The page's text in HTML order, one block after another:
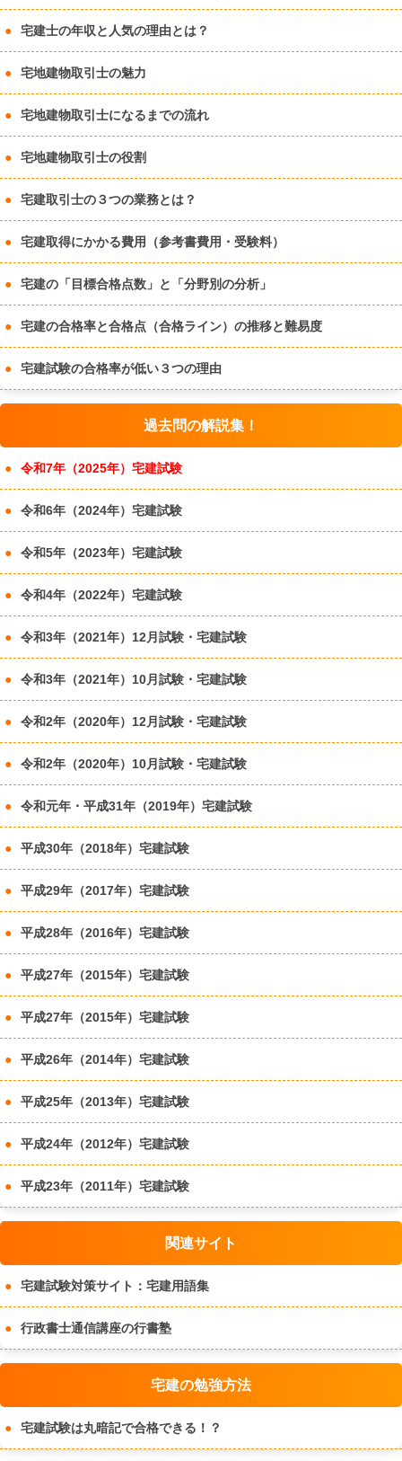
宅建士の年収と人気の理由とは？
宅地建物取引士の魅力
宅地建物取引士になるまでの流れ
宅地建物取引士の役割
宅建取引士の３つの業務とは？
宅建取得にかかる費用（参考書費用・受験料）
宅建の「目標合格点数」と「分野別の分析」
宅建の合格率と合格点（合格ライン）の推移と難易度
宅建試験の合格率が低い３つの理由
過去問の解説集！
令和7年（2025年）宅建試験
令和6年（2024年）宅建試験
令和5年（2023年）宅建試験
令和4年（2022年）宅建試験
令和3年（2021年）12月試験・宅建試験
令和3年（2021年）10月試験・宅建試験
令和2年（2020年）12月試験・宅建試験
令和2年（2020年）10月試験・宅建試験
令和元年・平成31年（2019年）宅建試験
平成30年（2018年）宅建試験
平成29年（2017年）宅建試験
平成28年（2016年）宅建試験
平成27年（2015年）宅建試験
平成27年（2015年）宅建試験
平成26年（2014年）宅建試験
平成25年（2013年）宅建試験
平成24年（2012年）宅建試験
平成23年（2011年）宅建試験
関連サイト
宅建試験対策サイト：宅建用語集
行政書士通信講座の行書塾
宅建の勉強方法
宅建試験は丸暗記で合格できる！？